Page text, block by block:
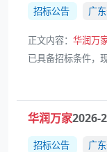
招标公告 广
正文内容： 华润万
已具备招标条件，
华润万家2026-
招标公告 广